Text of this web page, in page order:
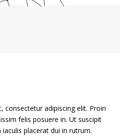
consectetur adipiscing elit. Proin
felis posuere in. Ut suscipit
placerat dui in rutrum.